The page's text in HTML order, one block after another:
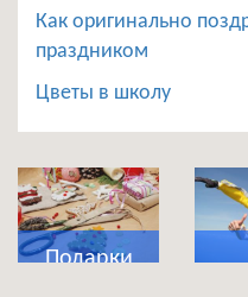
Как оригинально
праздником
Цветы в школу
Подарки